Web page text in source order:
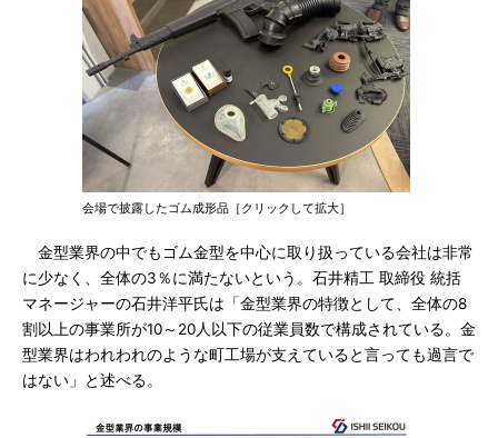
会場で披露したゴム成形品［クリックして拡大］
金型業界の中でもゴム金型を中心に取り扱っている会社は非常
に少なく、全体の3％に満たないという。石井精工 取締役 統括
マネージャーの石井洋平氏は「金型業界の特徴として、全体の8
割以上の事業所が10～20人以下の従業員数で構成されている。金
型業界はわれわれのような町工場が支えていると言っても過言で
はない」と述べる。